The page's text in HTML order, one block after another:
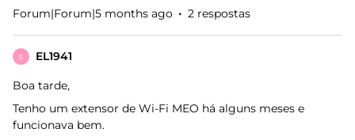
Forum|Forum|5 months ago 2 respostas
E EL1941
Boa tarde,
Tenho um extensor de Wi-Fi MEO há alguns meses e
funcionava bem.